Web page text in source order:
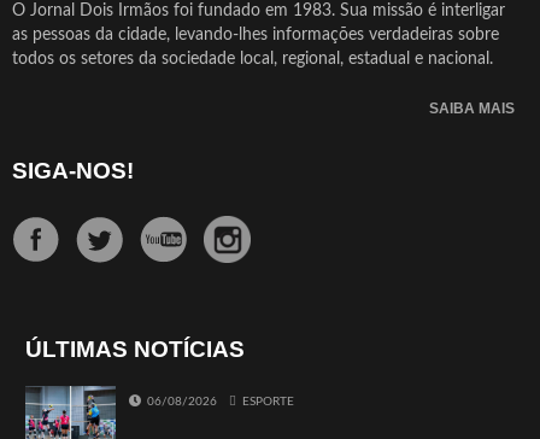
O Jornal Dois Irmãos foi fundado em 1983. Sua missão é interligar
as pessoas da cidade, levando-lhes informações verdadeiras sobre
todos os setores da sociedade local, regional, estadual e nacional.
SAIBA MAIS
SIGA-NOS!
ÚLTIMAS NOTÍCIAS
06/08/2026 ESPORTE